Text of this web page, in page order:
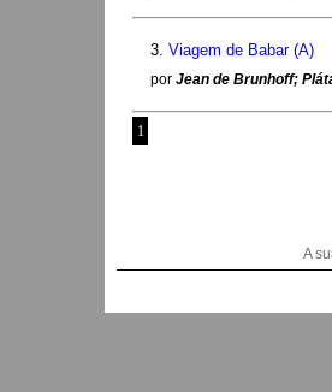
3. Viagem de Babar (A)
por Jean de Brunhoff;
1
A